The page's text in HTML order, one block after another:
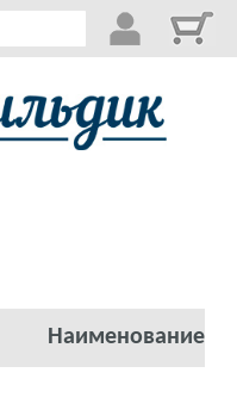
Наименование